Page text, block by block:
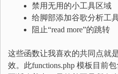
禁用无用的小工具区域
给脚部添加谷歌分析工
阻止“read more”的跳转
这些函数让我喜欢的共同点就
效。此functions.php 模板目前